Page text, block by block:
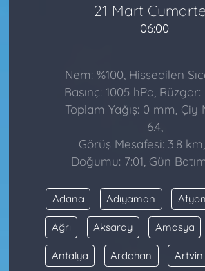
21 Mart
06:00
Nem: %100, Hissedilen
Basınç: 1005 hPa,
Toplam Yağış: 0 mm, Çiy
6.4,
Görüş Mesafesi: 3.8
Doğumu: 7:01, Gün
Adana Adıyaman
Ağrı Aksaray Amasya
Antalya Ardahan Artvin